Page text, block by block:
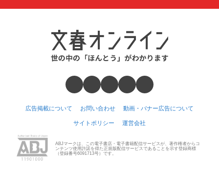
広告掲載について お問い合わせ 動画・バナー広告について
サイトポリシー 運営会社
ABJマークは、この電子書店・電子書籍配信サービスが、著作権者からコ
ンテンツ使用許諾を得た正規版配信サービスであることを示す登録商標
（登録番号6091713号）です。